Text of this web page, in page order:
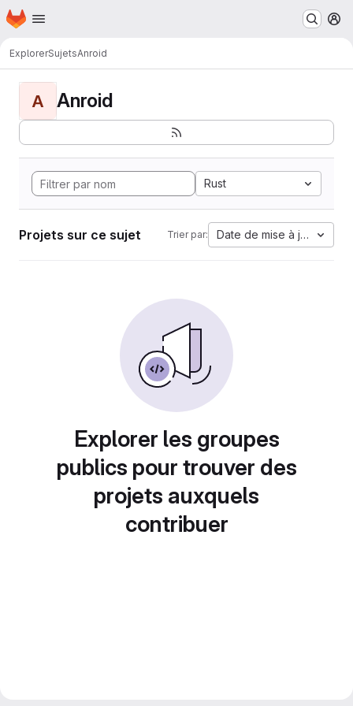
Passer au contenu principal
Page d'accueil
ExplorerSujetsAnroid
A Anroid
Rust
Projets sur ce sujet Trier par: Date de mise à jour
Explorer les groupes
publics pour trouver des
projets auxquels
contribuer